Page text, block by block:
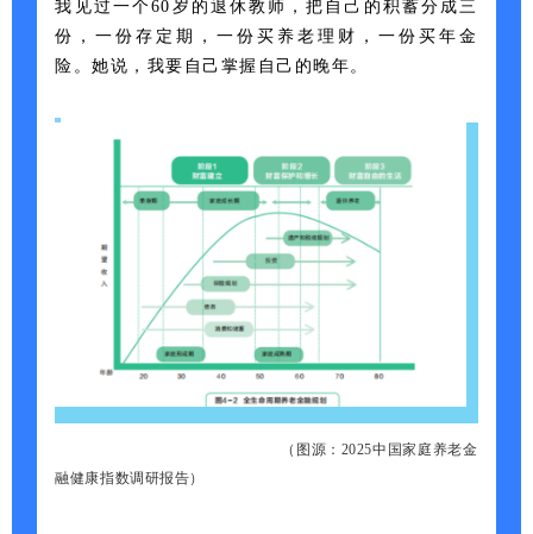
我见过一个60岁的退休教师，把自己的积蓄分成三
份，一份存定期，一份买养老理财，一份买年金
险。她说，我要自己掌握自己的晚年。
（ 图源：2025中国家庭养老金
融健康指数调研报告）